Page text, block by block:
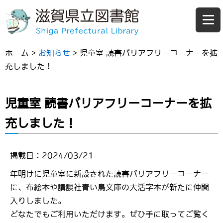
ホーム > お知らせ > 児童室 読書バリアフリーコーナーを拡
充しました！
児童室 読書バリアフリーコーナーを拡
充しました！
掲載日：2024/03/21
年明けに児童室に新設された読書バリアフリーコーナー
に、布絵本や講談社青い鳥文庫の大活字本が新たに仲間
入りしました。
どなたでもご利用いただけます。ぜひ手に取ってご覧く